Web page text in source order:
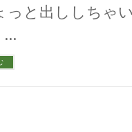
っと出ししちゃ
…